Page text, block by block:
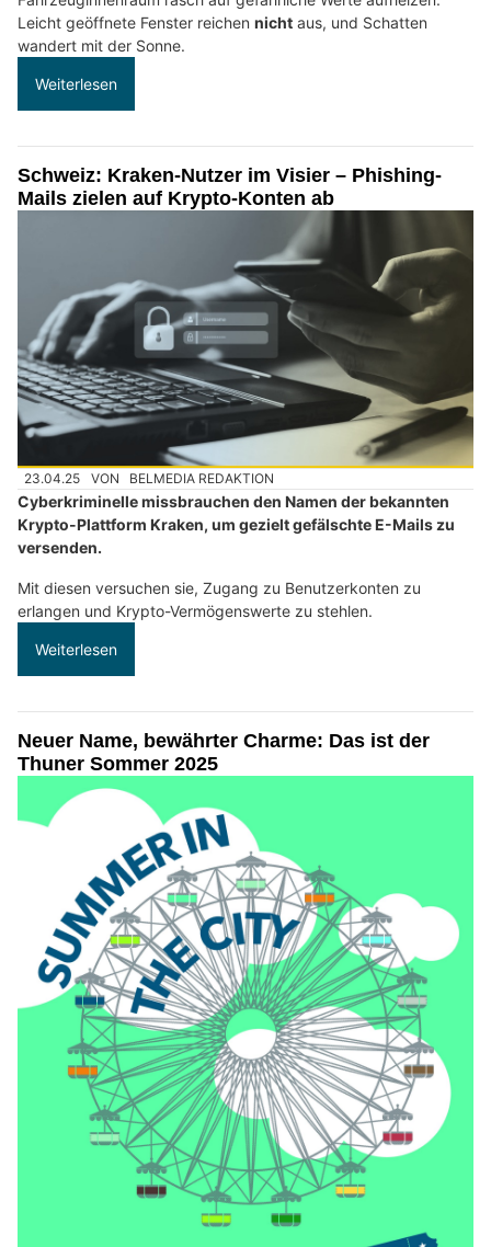
Leicht geöffnete Fenster reichen nicht aus, und Schatten
wandert mit der Sonne.
Weiterlesen
Schweiz: Kraken-Nutzer im Visier – Phishing-
Mails zielen auf Krypto-Konten ab
23.04.25 VON BELMEDIA REDAKTION
Cyberkriminelle missbrauchen den Namen der bekannten
Krypto-Plattform Kraken, um gezielt gefälschte E-Mails zu
versenden.
Mit diesen versuchen sie, Zugang zu Benutzerkonten zu
erlangen und Krypto-Vermögenswerte zu stehlen.
Weiterlesen
Neuer Name, bewährter Charme: Das ist der
Thuner Sommer 2025